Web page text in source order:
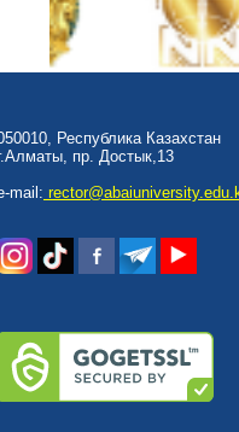
Республика Казахстан
пр. Достык,13
mail: